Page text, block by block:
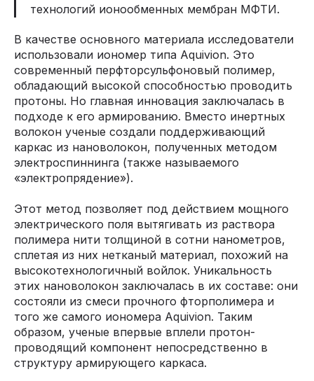
технологий ионообменных мембран МФТИ.
В качестве основного материала исследователи
использовали иономер типа Aquivion. Это
современный перфторсульфоновый полимер,
обладающий высокой способностью проводить
протоны. Но главная инновация заключалась в
подходе к его армированию. Вместо инертных
волокон ученые создали поддерживающий
каркас из нановолокон, полученных методом
электроспиннинга (также называемого
«электропрядение»).
Этот метод позволяет под действием мощного
электрического поля вытягивать из раствора
полимера нити толщиной в сотни нанометров,
сплетая из них нетканый материал, похожий на
высокотехнологичный войлок. Уникальность
этих нановолокон заключалась в их составе: они
состояли из смеси прочного фторполимера и
того же самого иономера Aquivion. Таким
образом, ученые впервые вплели протон-
проводящий компонент непосредственно в
структуру армирующего каркаса.